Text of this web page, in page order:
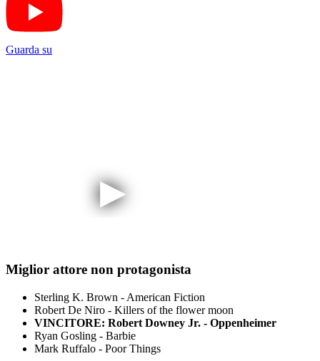
Guarda su
Miglior attore non protagonista
Sterling K. Brown - American Fiction
Robert De Niro - Killers of the flower moon
VINCITORE: Robert Downey Jr. - Oppenheimer
Ryan Gosling - Barbie
Mark Ruffalo - Poor Things